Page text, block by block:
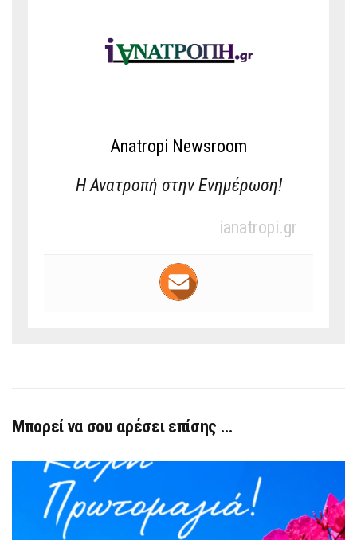
Anatropi Newsroom
Η Ανατροπή στην Ενημέρωση!
ianatropi.gr
Μπορεί να σου αρέσει επίσης …